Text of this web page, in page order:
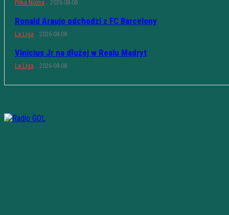
Piłka Nożna 2026-08-08
Ronald Araujo odchodzi z FC Barcelony
La Liga 2026-08-08
Vinicius Jr na dłużej w Realu Madryt
La Liga 2026-08-08